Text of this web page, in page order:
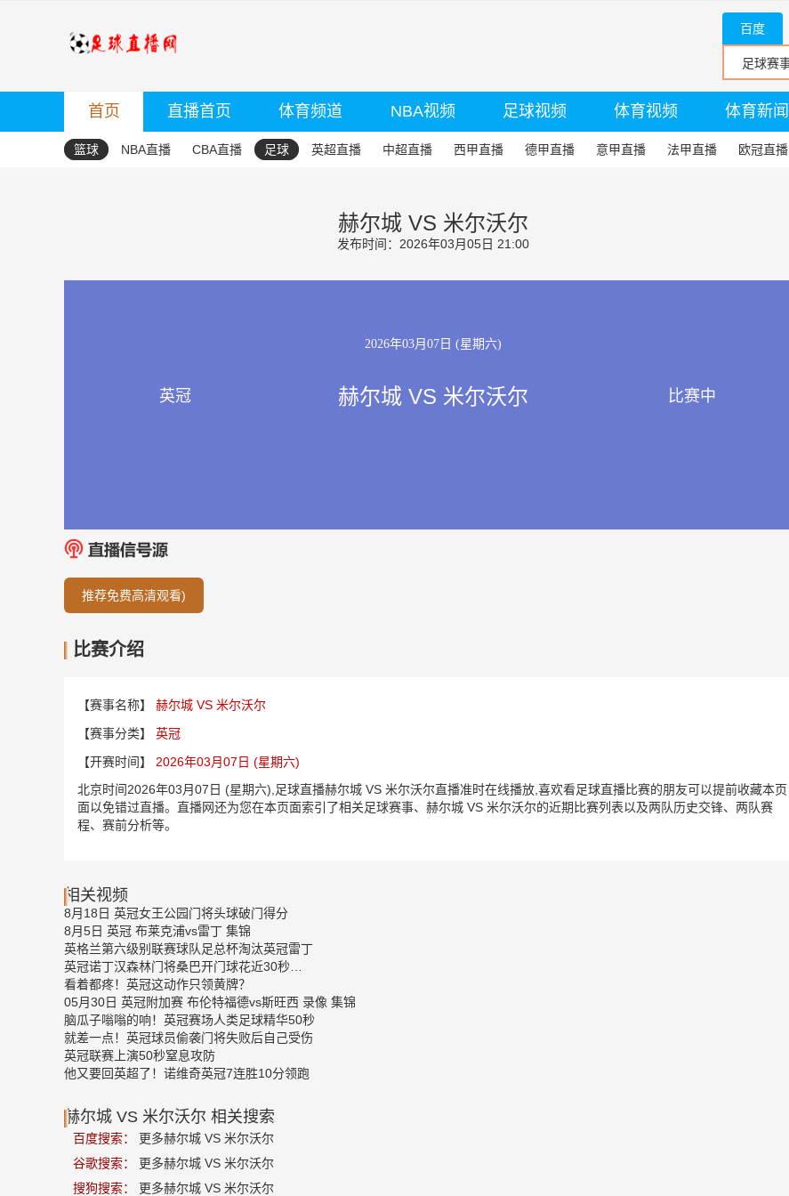
百度
首页 直播首页 体育频道 NBA视频 足球视频 体育视频 体育新闻
篮球 NBA直播 CBA直播 足球 英超直播 中超直播 西甲直播 德甲直播 意甲直播 法甲直播 欧冠直播
赫尔城 VS 米尔沃尔
发布时间：2026年03月05日 21:00
2026年03月07日 (星期六)
英冠 赫尔城 VS 米尔沃尔 比赛中
推荐免费高清观看)
比赛介绍
【赛事名称】
赫尔城 VS 米尔沃尔
【赛事分类】
英冠
【开赛时间】
2026年03月07日 (星期六)
北京时间2026年03月07日 (星期六),足球直播赫尔城 VS 米尔沃尔直播准时在线播放,喜欢看足球直播比赛的朋友可以提前收藏本页
面以免错过直播。直播网还为您在本页面索引了相关足球赛事、赫尔城 VS 米尔沃尔的近期比赛列表以及两队历史交锋、两队赛
程、赛前分析等。
相关视频
8月18日 英冠女王公园门将头球破门得分
8月5日 英冠 布莱克浦vs雷丁 集锦
英格兰第六级别联赛球队足总杯淘汰英冠雷丁
英冠诺丁汉森林门将桑巴开门球花近30秒…
看着都疼！英冠这动作只领黄牌？
05月30日 英冠附加赛 布伦特福德vs斯旺西 录像 集锦
脑瓜子嗡嗡的响！英冠赛场人类足球精华50秒
就差一点！英冠球员偷袭门将失败后自己受伤
英冠联赛上演50秒窒息攻防
他又要回英超了！诺维奇英冠7连胜10分领跑
赫尔城 VS 米尔沃尔 相关搜索
百度搜索：
更多赫尔城 VS 米尔沃尔
谷歌搜索：
更多赫尔城 VS 米尔沃尔
搜狗搜索：
更多赫尔城 VS 米尔沃尔